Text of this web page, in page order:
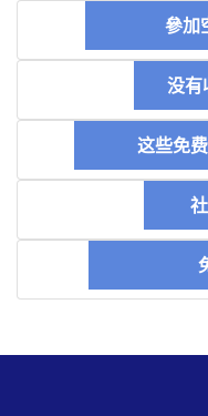
參加
没有
这些免
免